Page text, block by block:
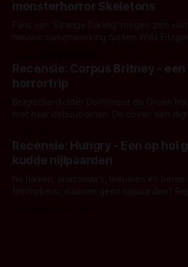
monsterhorror Skeletons
Fans van 'Strange Darling' mogen zich
nieuwe samenwerking tussen Willa
'Skeletons', een nieuwe creature feature
opnames zijn gestart in Australië.
Recensie: Corpus Britney -
horrortrip
Belgische dichter Dominique de Groen
met haar debuutroman. De cover, een
achtergrond, belooft iets kleurrijks maar
iets ongrijpbaars. En dat maakt De Groen
waar.
Recensie: Hungry - Een op hol
kudde nijlpaarden
Na haaien, anaconda's, leeuwen en
filmmakers: waarom geen nijlpaarden?